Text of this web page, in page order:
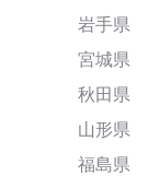
岩手県
宮城県
秋田県
山形県
福島県